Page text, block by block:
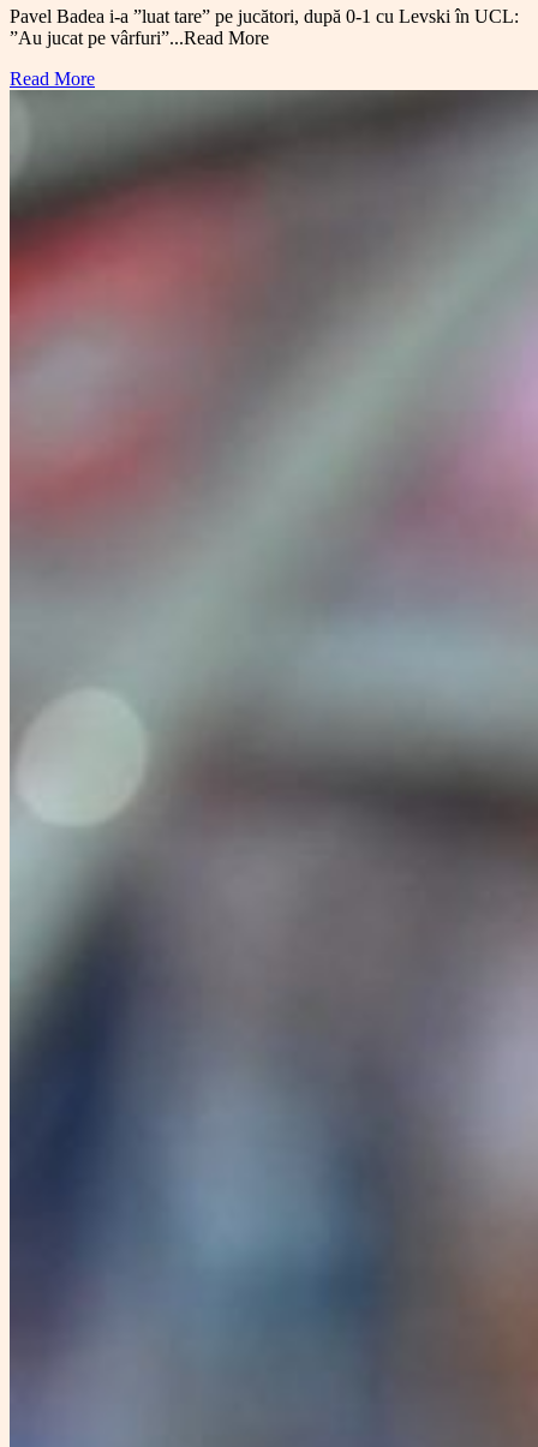
Pavel Badea i-a ”luat tare” pe jucători, după 0-1 cu Levski în UCL:
”Au jucat pe vârfuri”...Read More
Read More